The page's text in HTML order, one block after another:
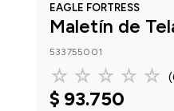
EAGLE FORTRESS
Maletín de
533755001
☆ ☆ ☆ ☆ ☆ (
$ 93.750